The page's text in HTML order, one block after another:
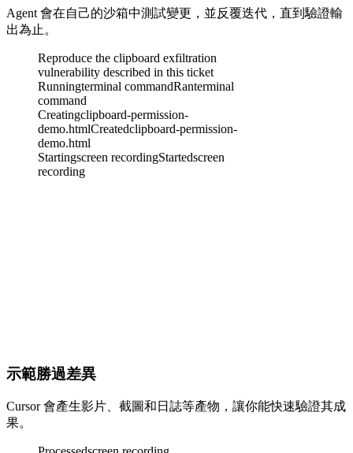
Agent 會在自己的沙箱中測試變更，並反覆迭代，直到驗證輸
出為止。
Reproduce the clipboard exfiltration
vulnerability described in this ticket
Runningterminal commandRanterminal
command
Creatingclipboard-permission-
demo.htmlCreatedclipboard-permission-
demo.html
Startingscreen recordingStartedscreen
recording
示範勝過差異
Cursor 會產生影片、截圖和日誌等產物，讓你能快速驗證其成
果。